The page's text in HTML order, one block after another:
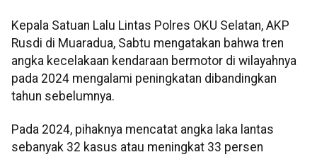
Kepala Satuan Lalu Lintas Polres OKU Selatan, AKP
Rusdi di Muaradua, Sabtu mengatakan bahwa tren
angka kecelakaan kendaraan bermotor di wilayahnya
pada 2024 mengalami peningkatan dibandingkan
tahun sebelumnya.
Pada 2024, pihaknya mencatat angka laka lantas
sebanyak 32 kasus atau meningkat 33 persen